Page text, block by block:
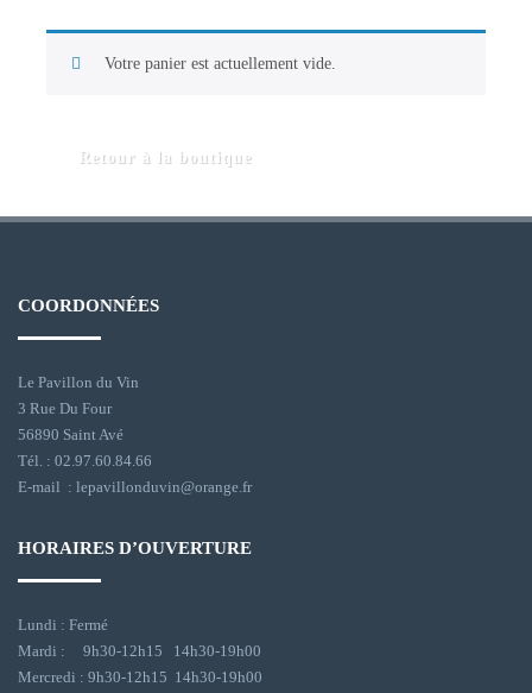
Votre panier est actuellement vide.
Retour à la boutique
COORDONNÉES
Le Pavillon du Vin
3 Rue Du Four
56890 Saint Avé
Tél. : 02.97.60.84.66
E-mail : lepavillonduvin@orange.fr
HORAIRES D’OUVERTURE
Lundi : Fermé
Mardi : 9h30-12h15 14h30-19h00
Mercredi : 9h30-12h15 14h30-19h00